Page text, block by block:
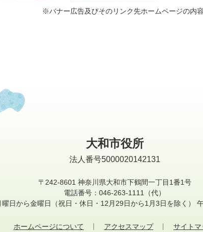
※バナー広告及びそのリンク先ホームページの内
大和市役所
法人番号5000020142131
〒242-8601 神奈川県大和市下鶴間一丁目1番1号
電話番号：046-263-1111（代）
日から金曜日
（祝日・休日・12月29日から1月3日を除く）
ホームページについて アクセスマップ サイトマ